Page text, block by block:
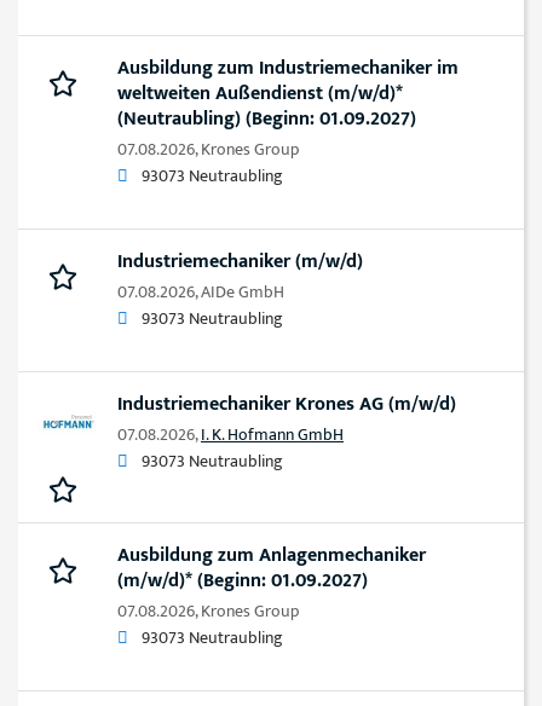
Ausbildung zum Industriemechaniker im
weltweiten Außendienst (m/w/d)*
(Neutraubling) (Beginn: 01.09.2027)
07.08.2026,Krones Group
93073 Neutraubling
Industriemechaniker (m/w/d)
07.08.2026,AIDe GmbH
93073 Neutraubling
Industriemechaniker Krones AG (m/w/d)
07.08.2026,I. K. Hofmann GmbH
93073 Neutraubling
Ausbildung zum Anlagenmechaniker
(m/w/d)* (Beginn: 01.09.2027)
07.08.2026,Krones Group
93073 Neutraubling